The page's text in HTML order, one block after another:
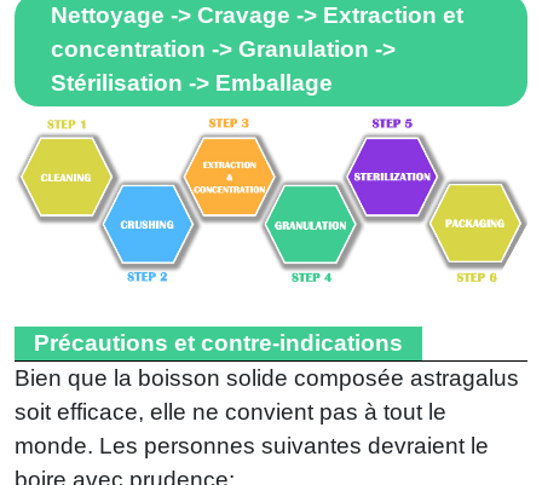
Nettoyage -> Cravage -> Extraction et
concentration -> Granulation ->
Stérilisation -> Emballage
Précautions et contre-indications
Bien que la boisson solide composée astragalus
soit efficace, elle ne convient pas à tout le
monde. Les personnes suivantes devraient le